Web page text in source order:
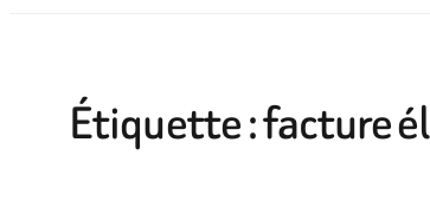
Étiquette :facture